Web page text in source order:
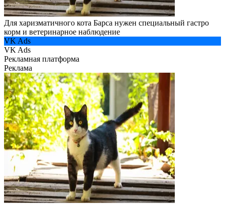
Для харизматичного кота Барса нужен специальный гастро
корм и ветеринарное наблюдение
VK Ads
VK Ads
Рекламная платформа
Реклама